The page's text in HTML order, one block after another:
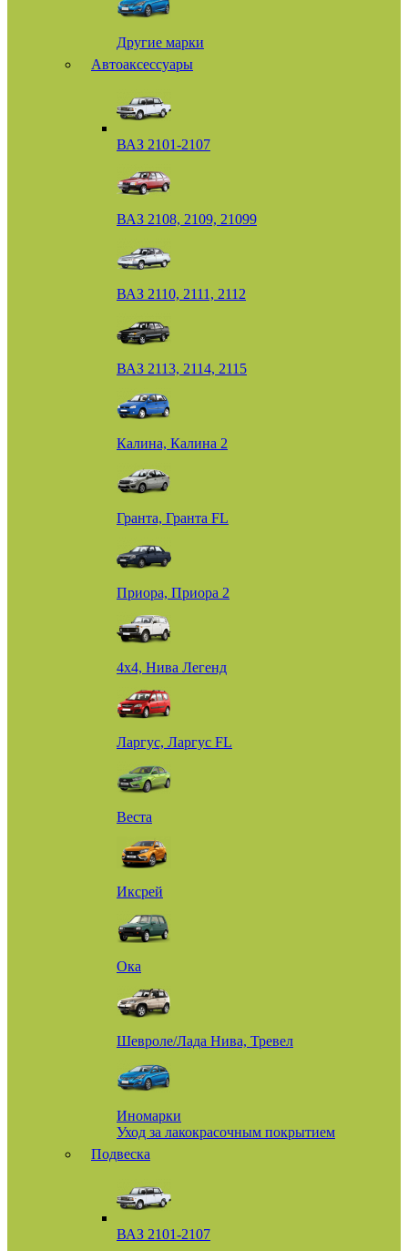
Другие марки
Автоаксессуары
ВАЗ 2101-2107
ВАЗ 2108, 2109, 21099
ВАЗ 2110, 2111, 2112
ВАЗ 2113, 2114, 2115
Калина, Калина 2
Гранта, Гранта FL
Приора, Приора 2
4х4, Нива Легенд
Ларгус, Ларгус FL
Веста
Иксрей
Ока
Шевроле/Лада Нива, Тревел
Иномарки
Уход за лакокрасочным покрытием
Подвеска
ВАЗ 2101-2107